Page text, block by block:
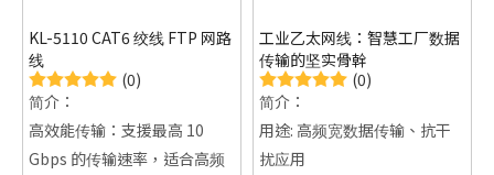
KL-5110 CAT6 绞线 FTP 网路
线
(0)
简介：
高效能传输：支援最高 10
Gbps 的传输速率，适合高频
工业乙太网线：智慧工厂数据
传输的坚实骨幹
(0)
简介：
用途: 高频宽数据传输、抗干
扰应用